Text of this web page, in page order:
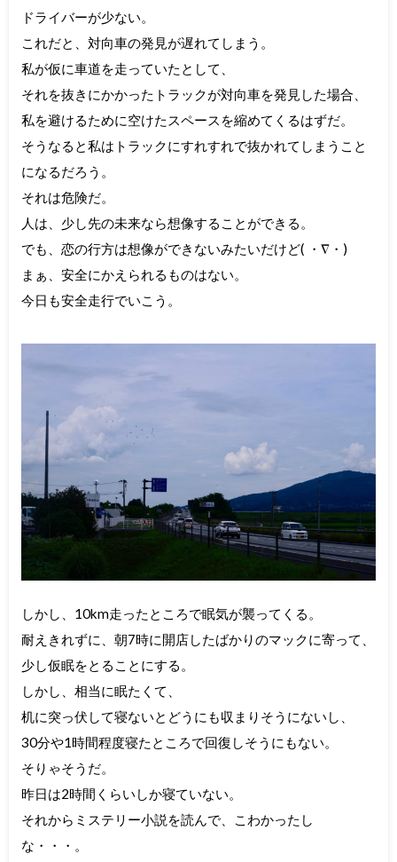
ドライバーが少ない。
これだと、対向車の発見が遅れてしまう。
私が仮に車道を走っていたとして、
それを抜きにかかったトラックが対向車を発見した場合、
私を避けるために空けたスペースを縮めてくるはずだ。
そうなると私はトラックにすれすれで抜かれてしまうこと
になるだろう。
それは危険だ。
人は、少し先の未来なら想像することができる。
でも、恋の行方は想像ができないみたいだけど( ・∇・)
まぁ、安全にかえられるものはない。
今日も安全走行でいこう。
しかし、10km走ったところで眠気が襲ってくる。
耐えきれずに、朝7時に開店したばかりのマックに寄って、
少し仮眠をとることにする。
しかし、相当に眠たくて、
机に突っ伏して寝ないとどうにも収まりそうにないし、
30分や1時間程度寝たところで回復しそうにもない。
そりゃそうだ。
昨日は2時間くらいしか寝ていない。
それからミステリー小説を読んで、こわかったし
な・・・。